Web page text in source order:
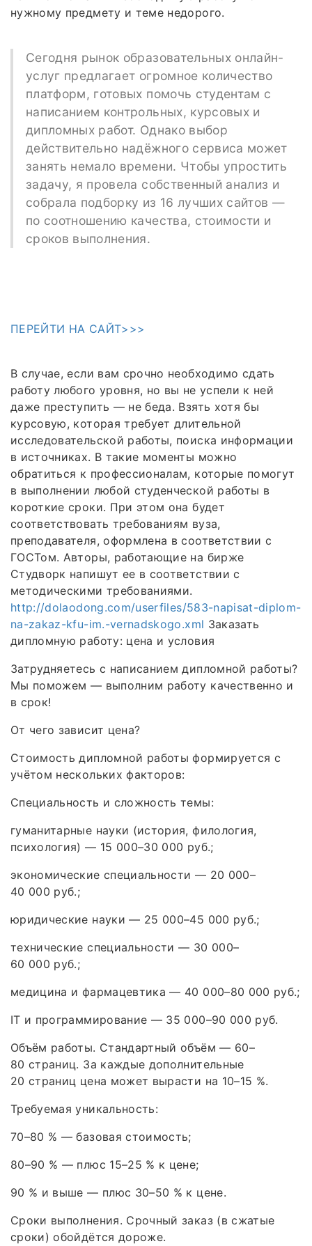
нужному предмету и теме недорого.
Сегодня рынок образовательных онлайн-
услуг предлагает огромное количество
платформ, готовых помочь студентам с
написанием контрольных, курсовых и
дипломных работ. Однако выбор
действительно надёжного сервиса может
занять немало времени. Чтобы упростить
задачу, я провела собственный анализ и
собрала подборку из 16 лучших сайтов —
по соотношению качества, стоимости и
сроков выполнения.
ПЕРЕЙТИ НА САЙТ>>>
В случае, если вам срочно необходимо сдать
работу любого уровня, но вы не успели к ней
даже преступить — не беда. Взять хотя бы
курсовую, которая требует длительной
исследовательской работы, поиска информации
в источниках. В такие моменты можно
обратиться к профессионалам, которые помогут
в выполнении любой студенческой работы в
короткие сроки. При этом она будет
соответствовать требованиям вуза,
преподавателя, оформлена в соответствии с
ГОСТом. Авторы, работающие на бирже
Студворк напишут ее в соответствии с
методическими требованиями.
http://dolaodong.com/userfiles/583-napisat-diplom-
na-zakaz-kfu-im.-vernadskogo.xml Заказать
дипломную работу: цена и условия
Затрудняетесь с написанием дипломной работы?
Мы поможем — выполним работу качественно и
в срок!
От чего зависит цена?
Стоимость дипломной работы формируется с
учётом нескольких факторов:
Специальность и сложность темы:
гуманитарные науки (история, филология,
психология) — 15 000–30 000 руб.;
экономические специальности — 20 000–
40 000 руб.;
юридические науки — 25 000–45 000 руб.;
технические специальности — 30 000–
60 000 руб.;
медицина и фармацевтика — 40 000–80 000 руб.;
IT и программирование — 35 000–90 000 руб.
Объём работы. Стандартный объём — 60–
80 страниц. За каждые дополнительные
20 страниц цена может вырасти на 10–15 %.
Требуемая уникальность:
70–80 % — базовая стоимость;
80–90 % — плюс 15–25 % к цене;
90 % и выше — плюс 30–50 % к цене.
Сроки выполнения. Срочный заказ (в сжатые
сроки) обойдётся дороже.